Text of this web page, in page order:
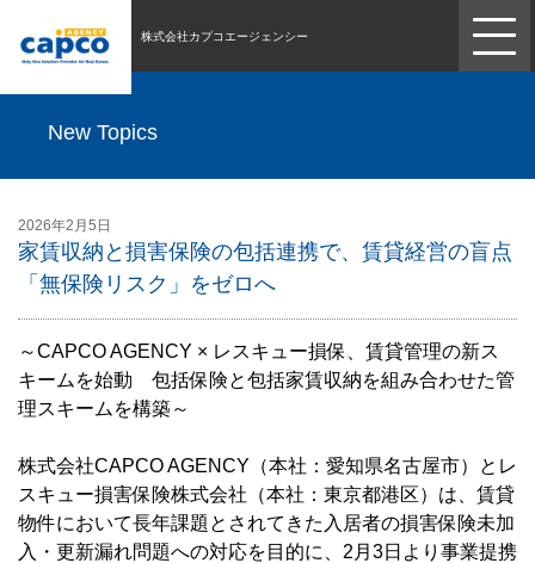
株式会社カプコエージェンシー
New Topics
2026年2月5日
家賃収納と損害保険の包括連携で、賃貸経営の盲点
「無保険リスク」をゼロへ
～CAPCO AGENCY × レスキュー損保、賃貸管理の新ス
キームを始動 包括保険と包括家賃収納を組み合わせた管
理スキームを構築～
株式会社CAPCO AGENCY（本社：愛知県名古屋市）とレ
スキュー損害保険株式会社（本社：東京都港区）は、賃貸
物件において長年課題とされてきた入居者の損害保険未加
入・更新漏れ問題への対応を目的に、2月3日より事業提携